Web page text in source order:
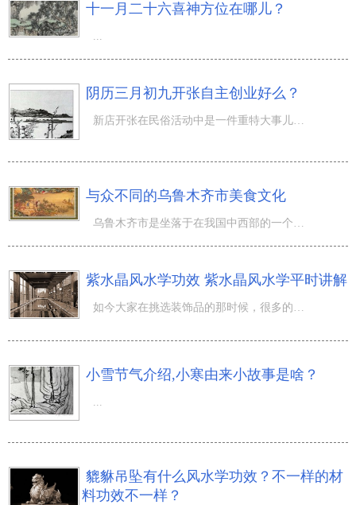
十一月二十六喜神方位在哪儿？
...
阴历三月初九开张自主创业好么？
新店开张在民俗活动中是一件重特大事儿，因而新店开张一般全是必须挑选黄道吉日。那麼阴历三月初九开张自主
与众不同的乌鲁木齐市美食文化
乌鲁木齐市是坐落于在我国中西部的一个多中华民族大城市，它边幅宽阔，总面积广阔无垠，气侯十分酷热。在乌
紫水晶风水学功效 紫水晶风水学平时讲解
如今大家在挑选装饰品的那时候，很多的挑选紫水晶，那么在风水学当中，紫水晶的来源于和功效是什么？当期
小雪节气介绍,小寒由来小故事是啥？
貔貅吊坠有什么风水学功效？不一样的材
料功效不一样？